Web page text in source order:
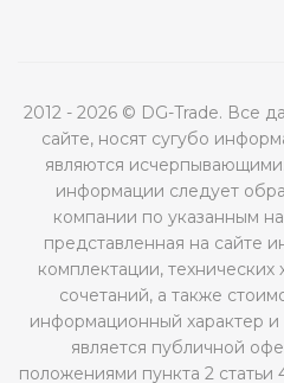
2012 - 2026 © DG-Trade. Все
сайте, носят сугубо
являются
информации следует
компании по указанным
представленная на сайте
комплектации, технических
сочетаний, а также
информационный характер и
является публичной
положениями пункта 2